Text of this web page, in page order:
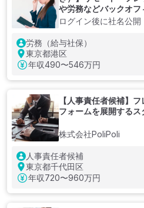
や労務などバックオ
業
ログイン後に社名公開
労務（給与社保）
東京都港区
年収490〜546万円
【人事責任者候補】
フォームを展開する
株式会社PoliPoli
人事責任者候補
東京都千代田区
年収720〜960万円